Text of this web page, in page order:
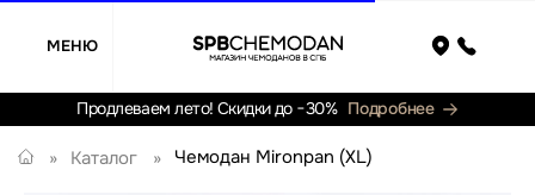
Каталог » Чемодан Mironpan (XL)